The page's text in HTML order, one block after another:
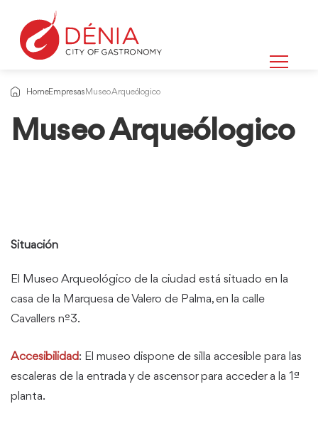
HomeEmpresas Museo Arqueólogico
Museo Arqueólogico
Situación
El Museo Arqueológico de la ciudad está situado en la
casa de la Marquesa de Valero de Palma, en la calle
Cavallers nº3.
Accesibilidad: El museo dispone de silla accesible para las
escaleras de la entrada y de ascensor para acceder a la 1ª
planta.